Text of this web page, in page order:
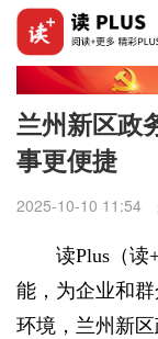
兰州新区政
事更便捷
2025-10-10 11:54
读Plus（读
能，为企业和
环境，兰州新